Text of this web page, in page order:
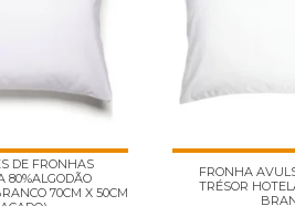
DE FRONHAS
80%ALGODÃO
70CM X 50CM
FRONHA
TRÉSOR